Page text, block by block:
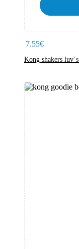
7.55€
Kong shakers